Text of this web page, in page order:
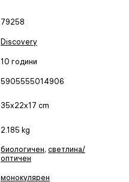
79258
Discovery
10 години
5905555014906
35x22x17 cm
2.185 kg
биологичен, светлина/
оптичен
монокулярен